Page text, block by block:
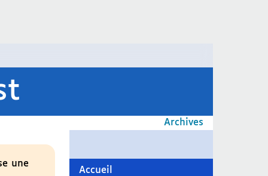
Archives
une
Accueil